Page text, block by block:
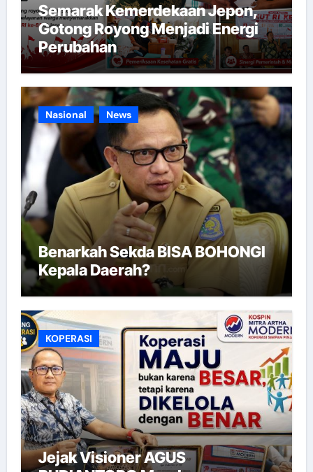
Semarak Kemerdekaan Jepon,
Gotong Royong Menjadi Energi
Perubahan
Nasional News
Benarkah Sekda BISA BOHONGI
Kepala Daerah?
KOPERASI
Jejak Visioner AGUS